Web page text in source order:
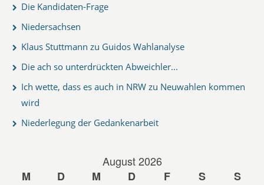
Die Kandidaten-Frage
Niedersachsen
Klaus Stuttmann zu Guidos Wahlanalyse
Die ach so unterdrückten Abweichler...
Ich wette, dass es auch in NRW zu Neuwahlen kommen
wird
Niederlegung der Gedankenarbeit
August 2026
M
D M D F S
S